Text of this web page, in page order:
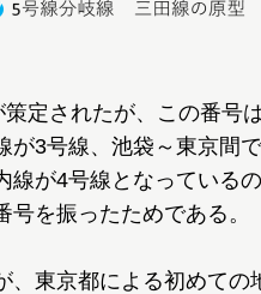
定されたが、この番号
が3号線、池袋～東京間
線が4号線となっている
を振ったためである。
東京都による初めての